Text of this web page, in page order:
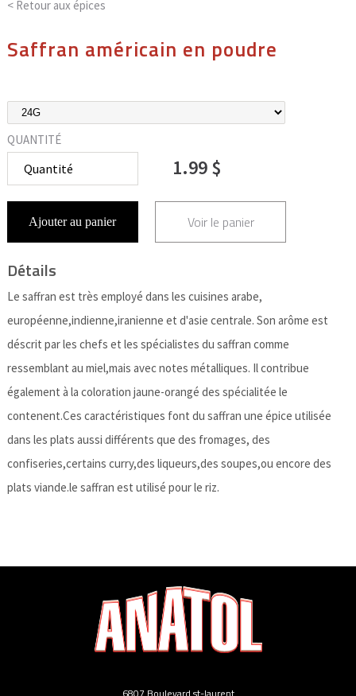
< Retour aux épices
Saffran américain en poudre
QUANTITÉ
1.99 $
Ajouter au panier Voir le panier
Détails
Le saffran est très employé dans les cuisines arabe,
européenne,indienne,iranienne et d'asie centrale. Son arôme est
déscrit par les chefs et les spécialistes du saffran comme
ressemblant au miel,mais avec notes métalliques. Il contribue
également à la coloration jaune-orangé des spécialitée le
contenent.Ces caractéristiques font du saffran une épice utilisée
dans les plats aussi différents que des fromages, des
confiseries,certains curry,des liqueurs,des soupes,ou encore des
plats viande.le saffran est utilisé pour le riz.